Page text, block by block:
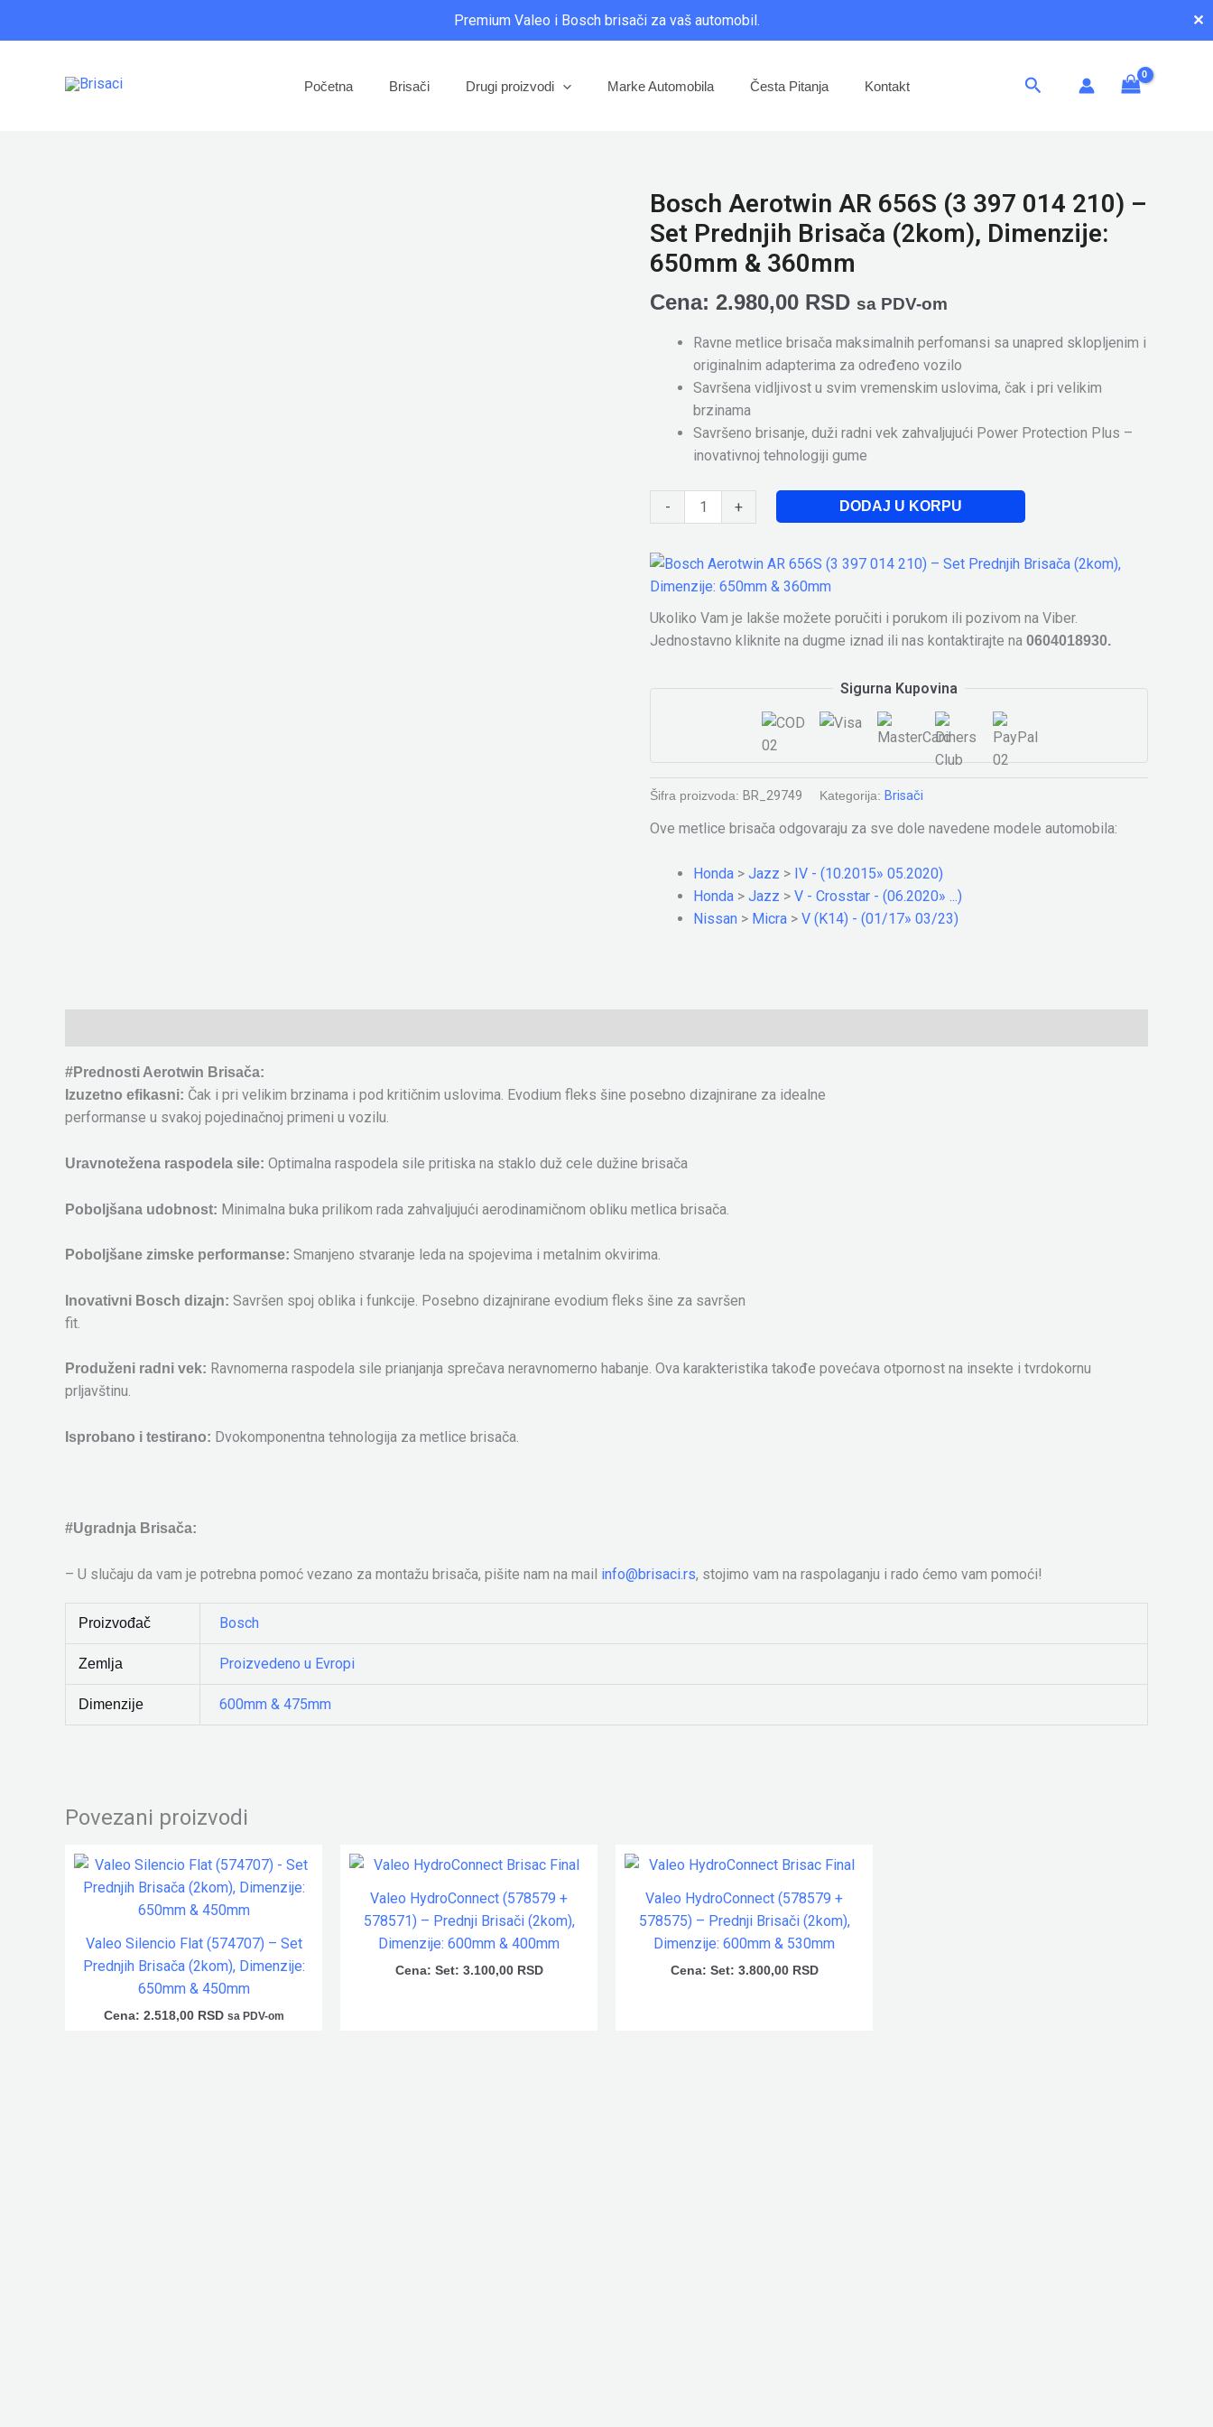
Premium Valeo i Bosch brisači za vaš automobil. ✕
Početna Brisači Drugi proizvodi Marke Automobila Česta Pitanja Kontakt Pretraga
Bosch Aerotwin AR 656S (3 397 014 210) –
Set Prednjih Brisača (2kom), Dimenzije:
650mm & 360mm
Cena: 2.980,00 RSD sa PDV-om
Ravne metlice brisača maksimalnih perfomansi sa unapred sklopljenim i
originalnim adapterima za određeno vozilo
Savršena vidljivost u svim vremenskim uslovima, čak i pri velikim
brzinama
Savršeno brisanje, duži radni vek zahvaljujući Power Protection Plus –
inovativnoj tehnologiji gume
-
Bosch
Aerotwin
AR
656S
397
Prednjih
Brisača
Dimenzije:
360mm
količina
+ DODAJ U KORPU
Ukoliko Vam je lakše možete poručiti i porukom ili pozivom na Viber.
Jednostavno kliknite na dugme iznad ili nas kontaktirajte na 0604018930.
Sigurna Kupovina
Šifra proizvoda: BR_29749 Kategorija: Brisači
Ove metlice brisača odgovaraju za sve dole navedene modele automobila:
Honda > Jazz > IV - (10.2015» 05.2020)
Honda > Jazz > V - Crosstar - (06.2020» ...)
Nissan > Micra > V (K14) - (01/17» 03/23)
#Prednosti Aerotwin Brisača:
Izuzetno efikasni: Čak i pri velikim brzinama i pod kritičnim uslovima. Evodium fleks šine posebno dizajnirane za idealne
performanse u svakoj pojedinačnoj primeni u vozilu.
Uravnotežena raspodela sile: Optimalna raspodela sile pritiska na staklo duž cele dužine brisača
Poboljšana udobnost: Minimalna buka prilikom rada zahvaljujući aerodinamičnom obliku metlica brisača.
Poboljšane zimske performanse: Smanjeno stvaranje leda na spojevima i metalnim okvirima.
Inovativni Bosch dizajn: Savršen spoj oblika i funkcije. Posebno dizajnirane evodium fleks šine za savršen
fit.
Produženi radni vek: Ravnomerna raspodela sile prianjanja sprečava neravnomerno habanje. Ova karakteristika takođe povećava otpornost na insekte i tvrdokornu
prljavštinu.
Isprobano i testirano: Dvokomponentna tehnologija za metlice brisača.
#Ugradnja Brisača:
– U slučaju da vam je potrebna pomoć vezano za montažu brisača, pišite nam na mail info@brisaci.rs, stojimo vam na raspolaganju i rado ćemo vam pomoći!
Proizvođač Bosch
Zemlja Proizvedeno u Evropi
Dimenzije 600mm & 475mm
Povezani proizvodi
Valeo Silencio Flat (574707) – Set
Prednjih Brisača (2kom), Dimenzije:
650mm & 450mm
Cena: 2.518,00 RSD sa PDV-om
Valeo HydroConnect (578579 +
578571) – Prednji Brisači (2kom),
Dimenzije: 600mm & 400mm
Cena: Set: 3.100,00 RSD
Valeo HydroConnect (578579 +
578575) – Prednji Brisači (2kom),
Dimenzije: 600mm & 530mm
Cena: Set: 3.800,00 RSD